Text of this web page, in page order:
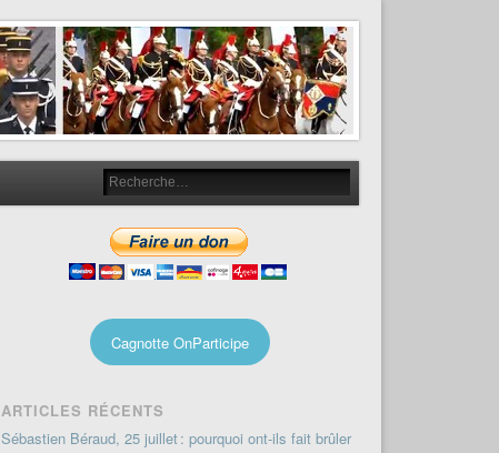
Cagnotte OnParticipe
ARTICLES RÉCENTS
Sébastien Béraud, 25 juillet : pourquoi ont-ils fait brûler